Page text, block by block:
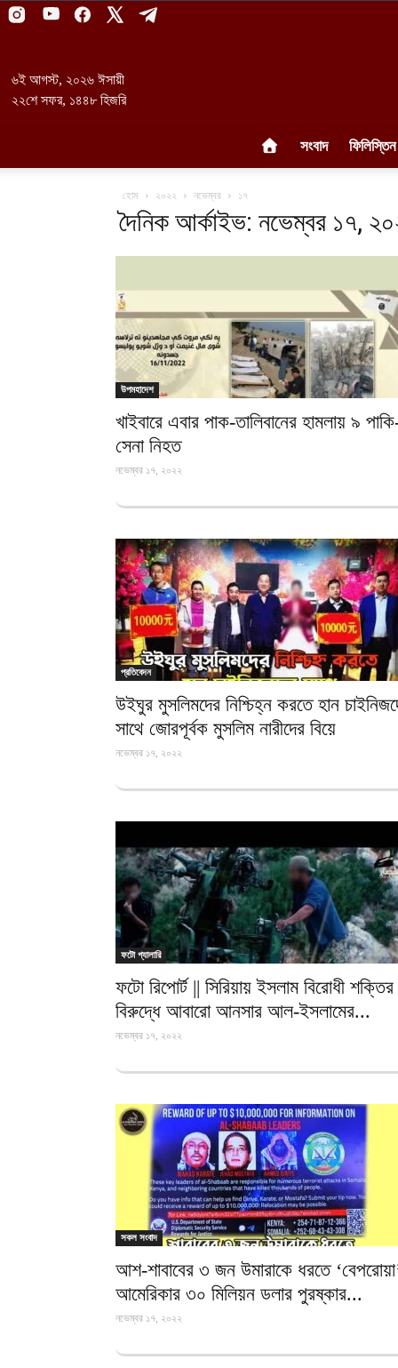
৬ই আগস্ট, ২০২৬ ঈসায়ী
২২শে সফর, ১৪৪৮ হিজরি
সংবাদ ফিলিস্তিন
হোম ২০২২ নভেম্বর ১৭
দৈনিক আর্কাইভ: নভেম্বর ১৭,
উপমহাদেশ
খাইবারে এবার পাক-তালিবানের হামলায় ৯
সেনা নিহত
নভেম্বর ১৭, ২০২২
প্রতিবেদন
উইঘুর মুসলিমদের নিশ্চিহ্ন করতে হান
সাথে জোরপূর্বক মুসলিম নারীদের বিয়ে
নভেম্বর ১৭, ২০২২
ফটো গ্যালারি
ফটো রিপোর্ট || সিরিয়ায় ইসলাম বিরোধী শক্তির
বিরুদ্ধে আবারো আনসার আল-ইসলামের...
নভেম্বর ১৭, ২০২২
সকল সংবাদ
আশ-শাবাবের ৩ জন উমারাকে ধরতে
আমেরিকার ৩০ মিলিয়ন ডলার পুরষ্কার...
নভেম্বর ১৭, ২০২২